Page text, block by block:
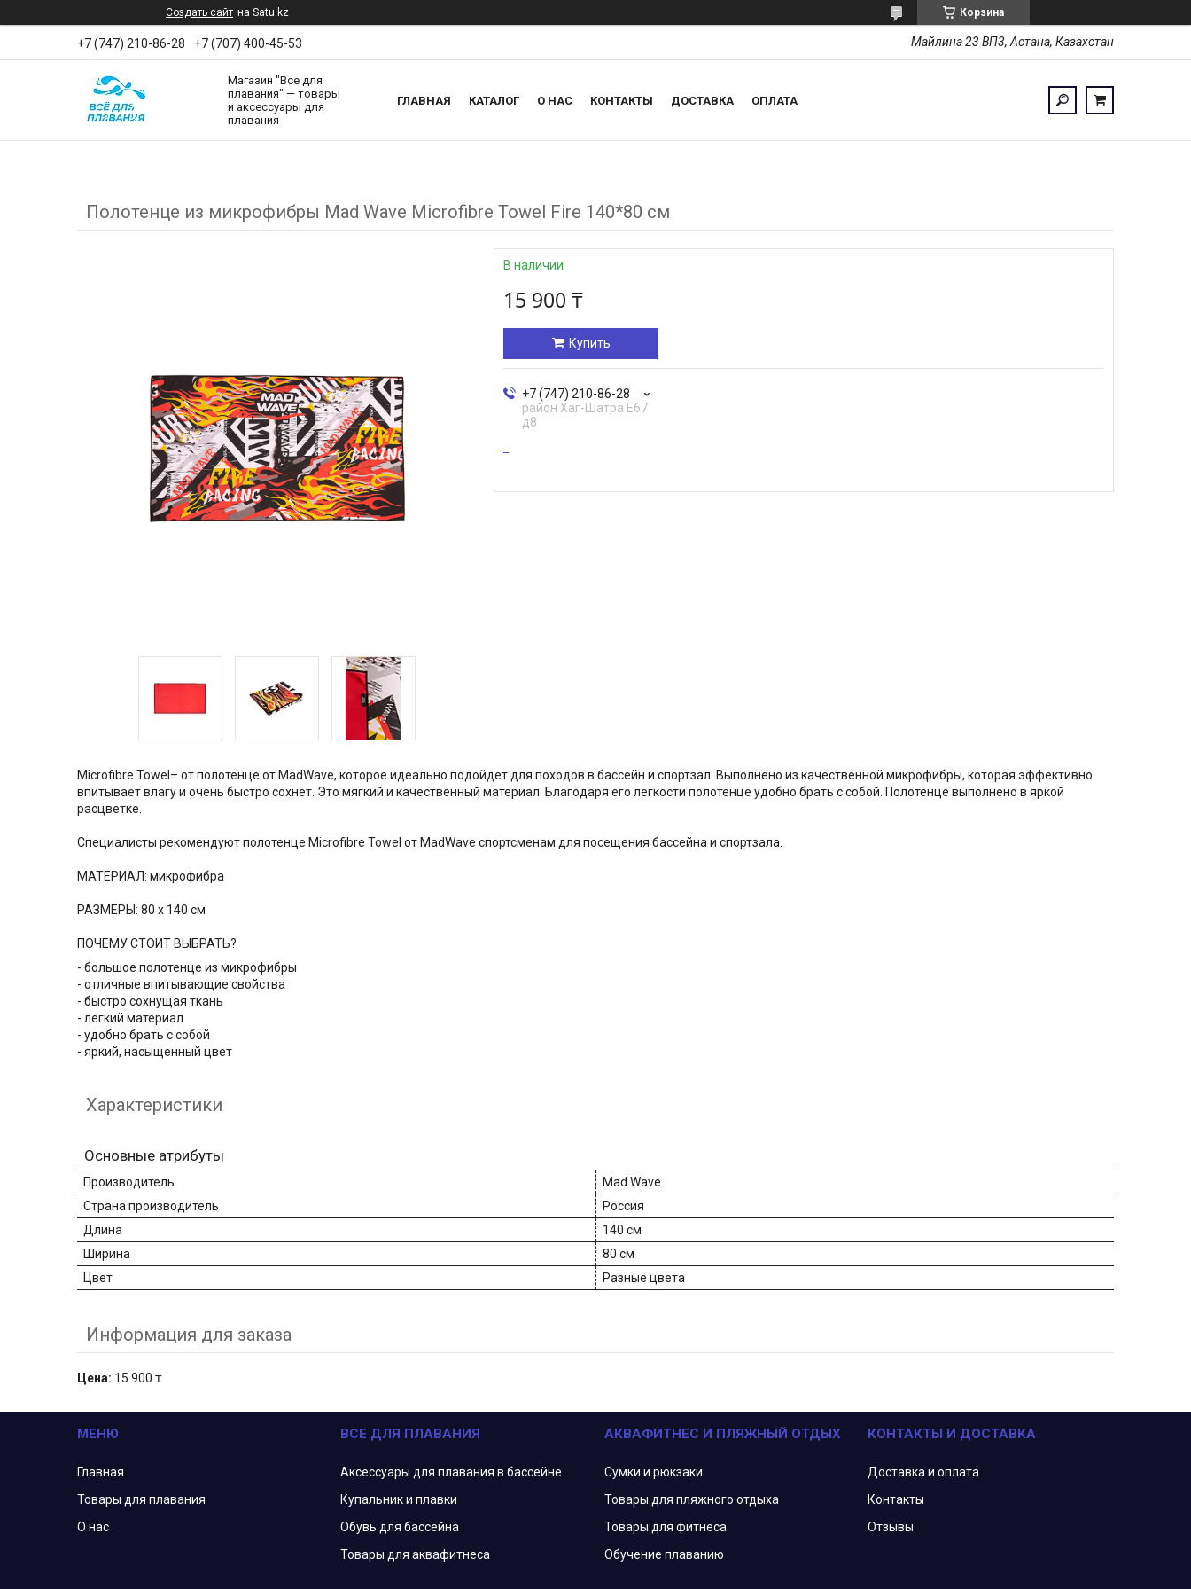
Создать сайт на Satu.kz Корзина
+7 (747) 210-86-28 +7 (707) 400-45-53 Майлина 23 ВП3, Астана, Казахстан
Магазин "Все для
плавания" — товары
и аксессуары для
плавания
ГЛАВНАЯ КАТАЛОГ О НАС КОНТАКТЫ ДОСТАВКА ОПЛАТА
Полотенце из микрофибры Mad Wave Microfibre Towel Fire 140*80 см
В наличии
15 900 ₸
Купить
+7 (747) 210-86-28
район Хаг-Шатра Е67
д8
Microfibre Towel– от полотенце от MadWave, которое идеально подойдет для походов в бассейн и спортзал. Выполнено из качественной микрофибры, которая эффективно
впитывает влагу и очень быстро сохнет. Это мягкий и качественный материал. Благодаря его легкости полотенце удобно брать с собой. Полотенце выполнено в яркой
расцветке.
Специалисты рекомендуют полотенце Microfibre Towel от MadWave спортсменам для посещения бассейна и спортзала.
МАТЕРИАЛ: микрофибра
РАЗМЕРЫ: 80 х 140 см
ПОЧЕМУ СТОИТ ВЫБРАТЬ?
- большое полотенце из микрофибры
- отличные впитывающие свойства
- быстро сохнущая ткань
- легкий материал
- удобно брать с собой
- яркий, насыщенный цвет
Характеристики
Основные атрибуты
Производитель
Mad Wave
Страна производитель
Россия
Длина
140 см
Ширина
80 см
Цвет
Разные цвета
Информация для заказа
Цена: 15 900 ₸
МЕНЮ
Главная
Товары для плавания
О нас
ВСЕ ДЛЯ ПЛАВАНИЯ
Аксессуары для плавания в бассейне
Купальник и плавки
Обувь для бассейна
Товары для аквафитнеса
АКВАФИТНЕС И ПЛЯЖНЫЙ ОТДЫХ
Сумки и рюкзаки
Товары для пляжного отдыха
Товары для фитнеса
Обучение плаванию
КОНТАКТЫ И ДОСТАВКА
Доставка и оплата
Контакты
Отзывы